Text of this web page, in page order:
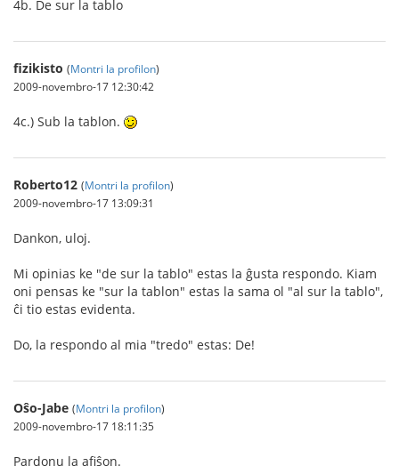
4b. De sur la tablo
fizikisto (Montri la profilon)
2009-novembro-17 12:30:42
4c.) Sub la tablon.
Roberto12 (Montri la profilon)
2009-novembro-17 13:09:31
Dankon, uloj.
Mi opinias ke "de sur la tablo" estas la ĝusta respondo. Kiam
oni pensas ke "sur la tablon" estas la sama ol "al sur la tablo",
ĉi tio estas evidenta.
Do, la respondo al mia "tredo" estas: De!
Oŝo-Jabe (Montri la profilon)
2009-novembro-17 18:11:35
Pardonu la afiŝon.